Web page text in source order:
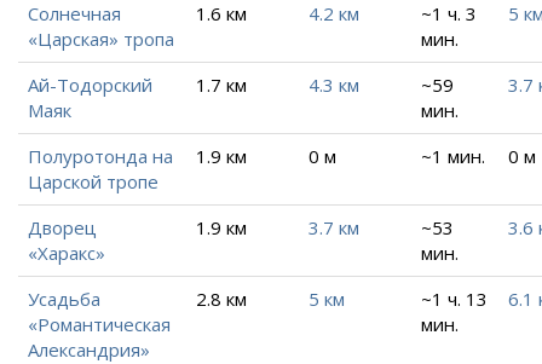
Солнечная
«Царская» тропа
1.6 км 4.2 км
~1 ч. 3
мин.
5
Ай-Тодорский
Маяк
1.7 км 4.3 км
~59
мин.
3.7
Полуротонда на
Царской тропе
1.9 км 0 м ~1 мин. 0 м
Дворец
«Харакс»
1.9 км 3.7 км
~53
мин.
3.6
Усадьба
«Романтическая
Александрия»
2.8 км 5 км
~1 ч. 13
мин.
6.1